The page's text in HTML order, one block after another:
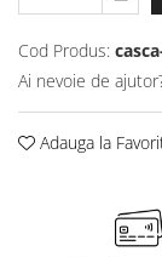
Cod Produs:
Ai nevoie de
Adauga la